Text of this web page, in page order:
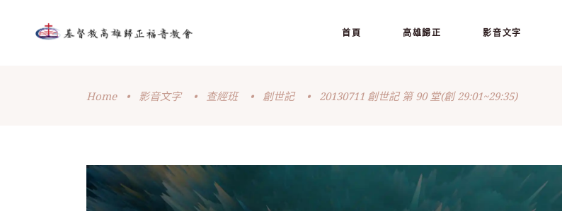
首頁 高雄歸正 影音文字
Home • 影音文字 • 查經班 • 創世記 • 20130711 創世記 第 90 堂(創 29:01~29:35)